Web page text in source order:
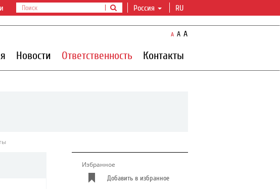
Россия RU
A A A
Новости Ответственность Контакты
Избранное
Добавить в избранное